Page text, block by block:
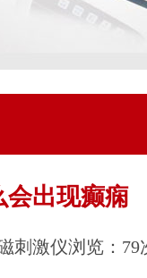
会出现癫痫
刺激仪浏览：79